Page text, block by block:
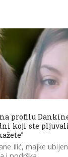
profilu
koji ste
Ilić, majke